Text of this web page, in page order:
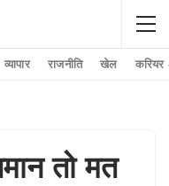
व्यापार राजनीति खेल करियर
तो मत